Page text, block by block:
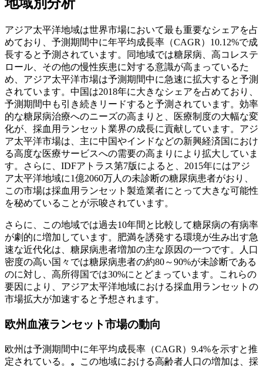
地域別分析
アジア太平洋地域は世界市場において最も重要なシェアを占
めており、予測期間中に年平均成長率（CAGR）10.12%で成
長すると予測されています。同地域では糖尿病、高コレステ
ロール、その他の慢性疾患に対する意識が高まっているた
め、アジア太平洋市場は予測期間中に急速に拡大すると予測
されています。中国は2018年に大きなシェアを占めており、
予測期間中も引き続きリードすると予測されています。効率
的な糖尿病治療へのニーズの高まりと、医療制度の大幅な変
化が、採血用ランセット業界の成長に貢献しています。アジ
ア太平洋市場は、主に中国やインドなどの新興経済国におけ
る高度な医療サービスへの需要の高まりにより拡大していま
す。さらに、IDFアトラス第7版によると、2015年にはアジ
ア太平洋地域に1億2060万人の未診断の糖尿病患者がおり、
この市場は採血用ランセット製造業者にとって大きな可能性
を秘めていることが示唆されています。
さらに、この地域では過去10年間と比較して糖尿病の有病率
が劇的に増加しています。肥満を誘発する環境が生み出す急
速な近代化は、糖尿病患者増加の主な原因の一つです。人口
密度の高い国々では糖尿病患者の約80～90%が未診断である
のに対し、高所得国では30%にとどまっています。これらの
要因により、アジア太平洋地域における採血用ランセットの
市場拡大が加速すると予想されます。
欧州血液ランセット市場の動向
欧州は予測期間中に年平均成長率（CAGR）9.4%を示すと推
定されている。 。
この地域における高齢者人口の増加は、採